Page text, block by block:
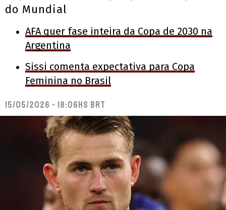
do Mundial
AFA quer fase inteira da Copa de 2030 na
Argentina
Sissi comenta expectativa para Copa
Feminina no Brasil
15/05/2026 - 18:06hs BRT